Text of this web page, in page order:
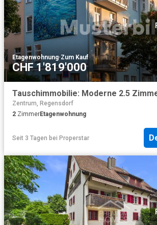
Etagenwohnung·Zum Kauf
CHF 1'819'000
Zentrum, Regensdorf
2 ZimmerEtagenwohnung
Seit 3 Tagen bei Properstar